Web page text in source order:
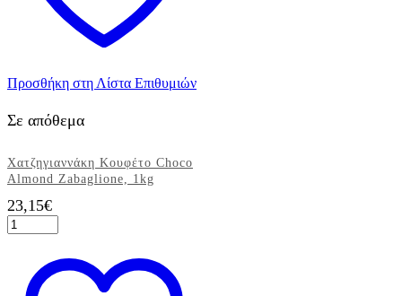
Προσθήκη στη Λίστα Επιθυμιών
Σε απόθεμα
Χατζηγιαννάκη Κουφέτο Choco
Almond Zabaglione, 1kg
23,15€
Χατζηγιαννάκη
Κουφέτο
Almond
Zabaglione,